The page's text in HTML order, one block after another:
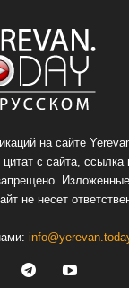
на сайте
с сайта, ссылка
не несет